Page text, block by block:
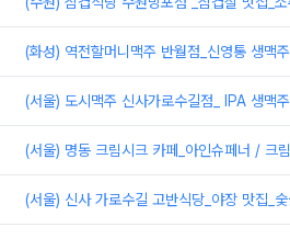
(화성) 역전할머니맥주 반월점_신영통 생맥
(서울) 도시맥주 신사가로수길점_ IPA 생맥
(서울) 명동 크림시크 카페_아인슈페너 / 크
(서울) 신사 가로수길 고반식당_야장 맛집_